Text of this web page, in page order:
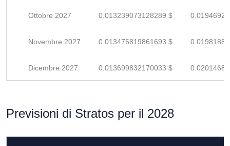
Ottobre 2027 0.013239073128289 $
Novembre 2027 0.013476819861693 $
Dicembre 2027 0.013699832170033 $
Previsioni di Stratos per il 2028